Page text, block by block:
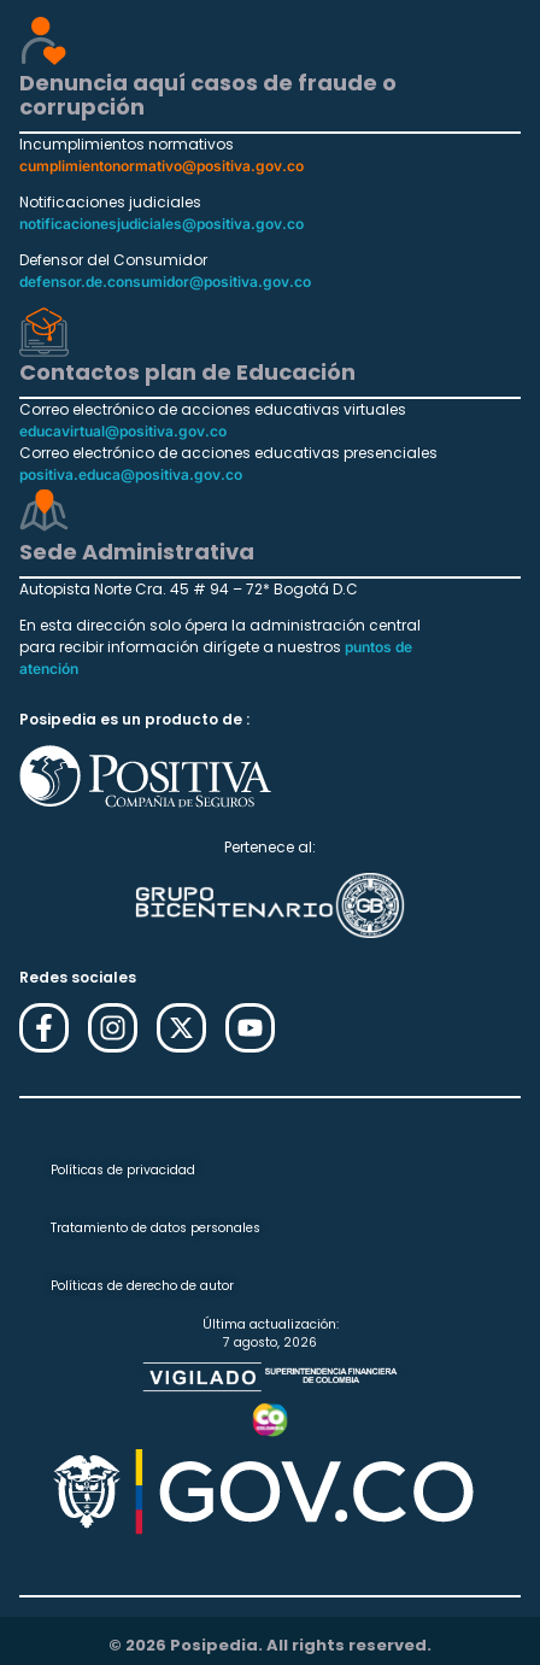
Denuncia aquí casos de fraude o
corrupción
Incumplimientos normativos
cumplimientonormativo@positiva.gov.co
Notificaciones judiciales
notificacionesjudiciales@positiva.gov.co
Defensor del Consumidor
defensor.de.consumidor@positiva.gov.co
Contactos plan de Educación
Correo electrónico de acciones educativas virtuales
educavirtual@positiva.gov.co
Correo electrónico de acciones educativas presenciales
positiva.educa@positiva.gov.co
Sede Administrativa
Autopista Norte Cra. 45 # 94 – 72* Bogotá D.C
En esta dirección solo ópera la administración central
para recibir información dirígete a nuestros puntos de
atención
Posipedia es un producto de :
Pertenece al:
Redes sociales
Políticas de privacidad
Tratamiento de datos personales
Políticas de derecho de autor
Última actualización:
7 agosto, 2026
© 2026 Posipedia. All rights reserved.